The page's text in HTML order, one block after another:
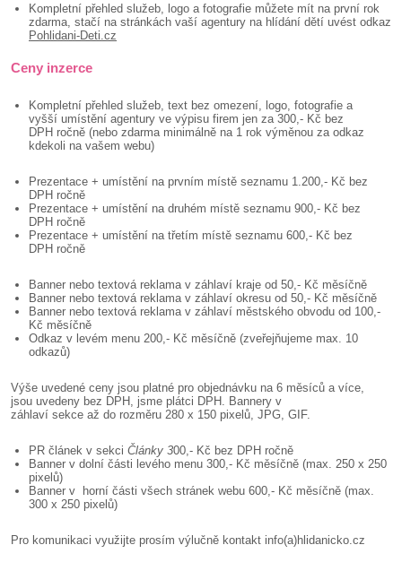
Kompletní přehled služeb, logo a fotografie můžete mít na první rok
zdarma, stačí na stránkách vaší agentury na hlídání dětí uvést odkaz
Pohlidani-Deti.cz
Ceny inzerce
Kompletní přehled služeb, text bez omezení, logo, fotografie a
vyšší umístění agentury ve výpisu firem jen za 300,- Kč bez
DPH ročně (nebo zdarma minimálně na 1 rok výměnou za odkaz
kdekoli na vašem webu)
Prezentace + umístění na prvním místě seznamu 1.200,- Kč bez
DPH ročně
Prezentace + umístění na druhém místě seznamu 900,- Kč bez
DPH ročně
Prezentace + umístění na třetím místě seznamu 600,- Kč bez
DPH ročně
Banner nebo textová reklama v záhlaví kraje od 50,- Kč měsíčně
Banner nebo textová reklama v záhlaví okresu od 50,- Kč měsíčně
Banner nebo textová reklama v záhlaví městského obvodu od 100,-
Kč měsíčně
Odkaz v levém menu 200,- Kč měsíčně (zveřejňujeme max. 10
odkazů)
Výše uvedené ceny jsou platné pro objednávku na 6 měsíců a více,
jsou uvedeny bez DPH, jsme plátci DPH. Bannery v
záhlaví sekce až do rozměru 280 x 150 pixelů, JPG, GIF.
PR článek v sekci Články 300,- Kč bez DPH ročně
Banner v dolní části levého menu 300,- Kč měsíčně (max. 250 x 250
pixelů)
Banner v horní části všech stránek webu 600,- Kč měsíčně (max.
300 x 250 pixelů)
Pro komunikaci využijte prosím výlučně kontakt info(a)hlidanicko.cz